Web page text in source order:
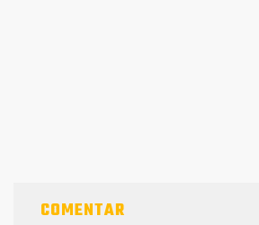
COMENTAR